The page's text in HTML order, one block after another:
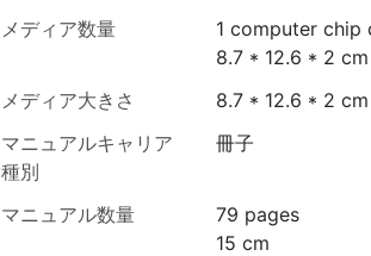
メディア数量
1 computer chip
8.7 * 12.6 * 2 cm
メディア大きさ
8.7 * 12.6 * 2 cm
マニュアルキャリア
種別
冊子
マニュアル数量
79 pages
15 cm